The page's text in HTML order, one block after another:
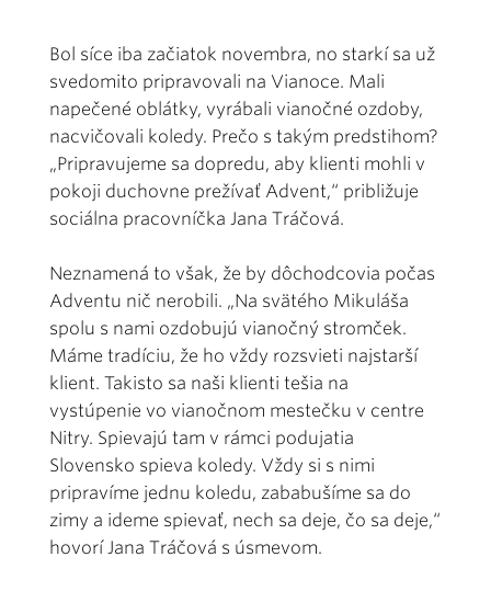
Bol síce iba začiatok novembra, no starkí sa už
svedomito pripravovali na Vianoce. Mali
napečené oblátky, vyrábali vianočné ozdoby,
nacvičovali koledy. Prečo s takým predstihom?
„Pripravujeme sa dopredu, aby klienti mohli v
pokoji duchovne prežívať Advent,“ približuje
sociálna pracovníčka Jana Tráčová.
Neznamená to však, že by dôchodcovia počas
Adventu nič nerobili. „Na svätého Mikuláša
spolu s nami ozdobujú vianočný stromček.
Máme tradíciu, že ho vždy rozsvieti najstarší
klient. Takisto sa naši klienti tešia na
vystúpenie vo vianočnom mestečku v centre
Nitry. Spievajú tam v rámci podujatia
Slovensko spieva koledy. Vždy si s nimi
pripravíme jednu koledu, zababušíme sa do
zimy a ideme spievať, nech sa deje, čo sa deje,“
hovorí Jana Tráčová s úsmevom.